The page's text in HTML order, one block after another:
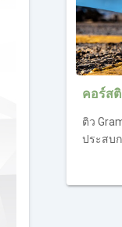
คอร์ส
ติว
ประสบ